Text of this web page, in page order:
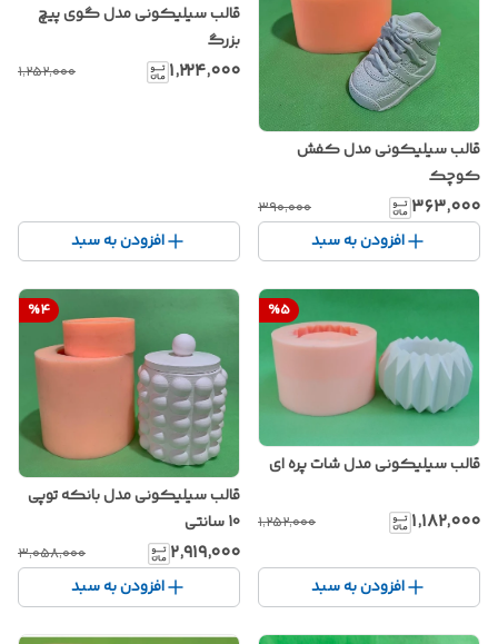
قالب سیلیکونی مدل کفش
کوچک
۳۶۳٬۰۰۰ ۳۹۰٬۰۰۰
افزودن به سبد
قالب سیلیکونی مدل گوی پیچ
بزرگ
۱٬۲۲۴٬۰۰۰ ۱٬۲۵۲٬۰۰۰
افزودن به سبد
%5
قالب سیلیکونی مدل شات پره ای
۱٬۱۸۲٬۰۰۰ ۱٬۲۵۲٬۰۰۰
افزودن به سبد
%4
قالب سیلیکونی مدل بانکه توپی
10 سانتی
۲٬۹۱۹٬۰۰۰ ۳٬۰۵۸٬۰۰۰
افزودن به سبد